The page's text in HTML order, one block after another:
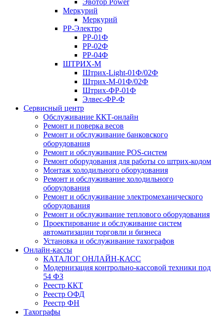
Эвотор Power
Меркурий
Меркурий
РР-Электро
РР-01Ф
РР-02Ф
РР-04Ф
ШТРИХ-М
Штрих-Light-01Ф/02Ф
Штрих-М-01Ф/02Ф
Штрих-ФР-01Ф
Элвес-ФР-Ф
Сервисный центр
Обслуживание ККТ-онлайн
Ремонт и поверка весов
Ремонт и обслуживание банковского
оборудования
Ремонт и обслуживание POS-систем
Ремонт оборудования для работы со штрих-кодом
Монтаж холодильного оборудования
Ремонт и обслуживание холодильного
оборудования
Ремонт и обслуживание электромеханического
оборудования
Ремонт и обслуживание теплового оборудования
Проектирование и обслуживание систем
автоматизации торговли и бизнеса
Установка и обслуживание тахографов
Онлайн-кассы
КАТАЛОГ ОНЛАЙН-КАСС
Модернизация контрольно-кассовой техники под
54 ФЗ
Реестр ККТ
Реестр ОФД
Реестр ФН
Тахографы